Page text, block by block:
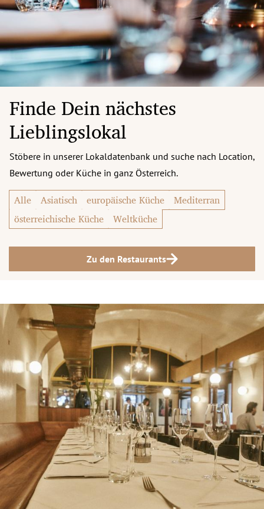
Finde Dein nächstes
Lieblingslokal
Stöbere in unserer Lokaldatenbank und suche nach Location,
Bewertung oder Küche in ganz Österreich.
Alle Asiatisch europäische Küche
Mediterran
österreichische Küche
Weltküche
Zu den Restaurants